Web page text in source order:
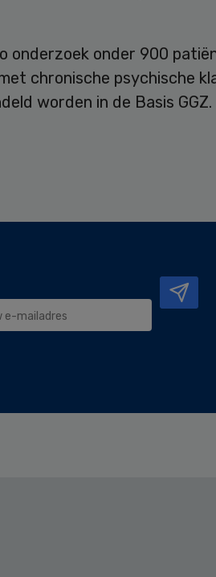
onderzoek onder 900
chronische psychische
worden in de Basis GGZ.